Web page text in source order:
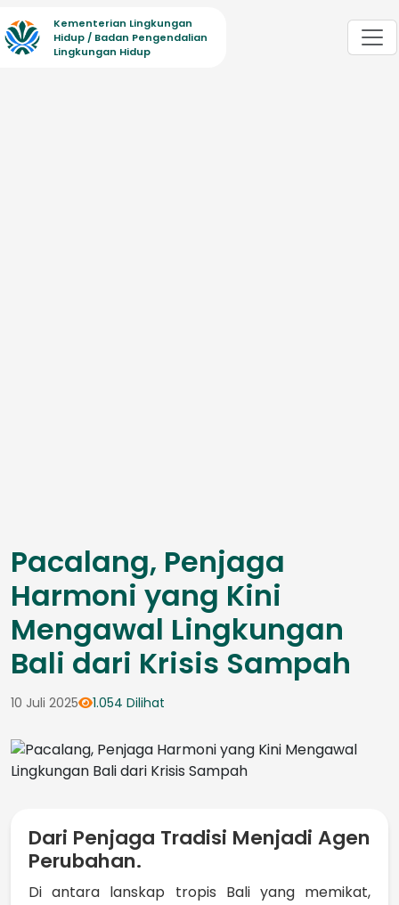
Kementerian Lingkungan
Hidup / Badan Pengendalian
Lingkungan Hidup
Pacalang, Penjaga
Harmoni yang Kini
Mengawal Lingkungan
Bali dari Krisis Sampah
10 Juli 2025 1.054 Dilihat
Dari Penjaga Tradisi Menjadi Agen
Perubahan.
Di antara lanskap tropis Bali yang memikat,